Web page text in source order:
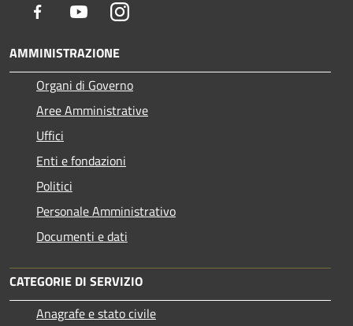
Facebook YoutubeInstagram
AMMINISTRAZIONE
Organi di Governo
Aree Amministrative
Uffici
Enti e fondazioni
Politici
Personale Amministrativo
Documenti e dati
CATEGORIE DI SERVIZIO
Anagrafe e stato civile